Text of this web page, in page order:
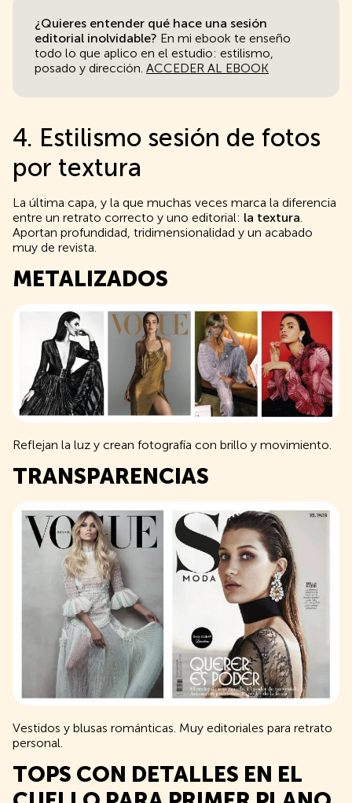
¿Quieres entender qué hace una sesión
editorial inolvidable? En mi ebook te enseño
todo lo que aplico en el estudio: estilismo,
posado y dirección. ACCEDER AL EBOOK
4. Estilismo sesión de fotos
por textura
La última capa, y la que muchas veces marca la diferencia
entre un retrato correcto y uno editorial: la textura
Aportan profundidad, tridimensionalidad y un acabado
muy de revista.
METALIZADOS
Reflejan la luz y crean fotografía con brillo y movimiento.
TRANSPARENCIAS
Vestidos y blusas románticas. Muy editoriales para retrato
personal.
TOPS CON DETALLES EN EL